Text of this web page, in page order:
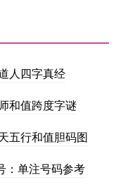
人四字真经
和值跨度字谜
五行和值胆码图
：单注号码参考